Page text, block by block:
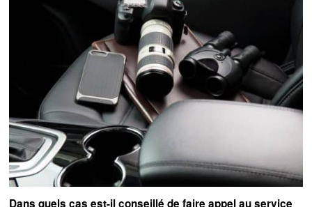
Dans quels cas est-il conseillé de faire appel au service